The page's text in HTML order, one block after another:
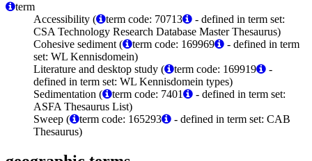
term
Accessibility (
term code: 70713
- defined in term set:
CSA Technology Research Database Master Thesaurus)
Cohesive sediment (
term code: 169969
- defined in term
set: WL Kennisdomein)
Literature and desktop study (
term code: 169919
-
defined in term set: WL Kennisdomein types)
Sedimentation (
term code: 7401
- defined in term set:
ASFA Thesaurus List)
Sweep (
term code: 165293
- defined in term set: CAB
Thesaurus)